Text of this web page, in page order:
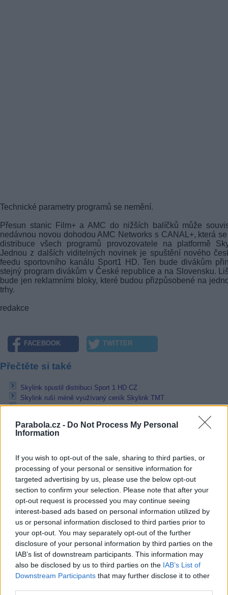
Parabola.cz - Do Not Process My Personal
Information
If you wish to opt-out of the sale, sharing to third parties, or
processing of your personal or sensitive information for
targeted advertising by us, please use the below opt-out
section to confirm your selection. Please note that after your
opt-out request is processed you may continue seeing
interest-based ads based on personal information utilized by
us or personal information disclosed to third parties prior to
your opt-out. You may separately opt-out of the further
disclosure of your personal information by third parties on the
IAB’s list of downstream participants. This information may
also be disclosed by us to third parties on the IAB’s List of
Downstream Participants that may further disclose it to other
Technické parametry programů se nemění.
Přesun stanic Film+ a AMC do nižších balíčků může
nedávnou novou dohodou AMC Networks s CANAL+, která
distribuce všech programů provozovatele na platformě
Jednou z dalších viditelných novinek je spuštění nového
feedu sportovního kanálu Sport1 HD. Ten bude divákům
stejný program divákům v České republice a na Slovensku.
bude jen reklamními bloky, které budou přizpůsobené na
trhy.
redakce
FACEBOOK TWITTER
Přečtěte si také
Skylink spustil distribuci Sport 1 HD CZ
Skylink ruší méně využívaný ceník Skylink TMT
Skylink Live TV přidal Prima Star a Prima Show
Reklama
07.08.2026 - Bosch Powertrain s.r.o. Jihlava • linkový střídač • mzda
48.400 Kč • příspěvek na ubytování (Jihlava, okres Jihlava)
07.08.2026 -Bosch Powertrain s.r.o. Jihlava • obsluha CNC strojů •
48.400 Kč • náborový bonus 50.000 Kč • příspěvek na ubytování
okres Jihlava)
07.08.2026 -Specialista pro elektronická zařízení údržby (m/ž) (tř.
Klementa 869, Mladá Boleslav II)
06.08.2026 -Bosch Powertrain s.r.o. Jihlava • CNC operátor• mzda
Kč • náborový bonus 50.000 Kč • příspěvek na ubytování (Jihlava,
Jihlava)
06.08.2026 -Bosch Powertrain s.r.o. • montážní dělník • mzda 44.700
týdenní zálohy na mzdu 2.000 Kč (Jihlava, okres Jihlava)
... další nabídky zaměstnání